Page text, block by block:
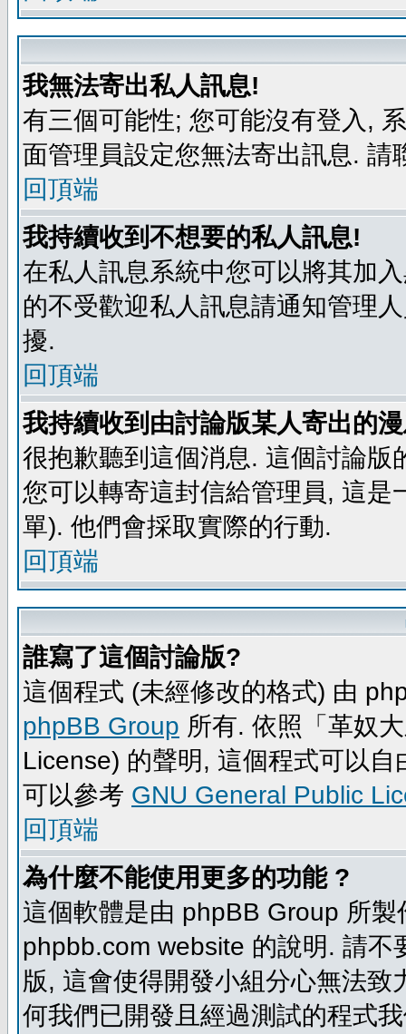
我無法寄出私人訊息!
有三個可能性; 您可能沒有登入,
面管理員設定您無法寄出訊息. 請
回頂端
我持續收到不想要的私人訊息!
在私人訊息系統中您可以將其加
的不受歡迎私人訊息請通知管理
擾.
回頂端
我持續收到由討論版某人寄出的
很抱歉聽到這個消息. 這個討論
您可以轉寄這封信給管理員, 這
單). 他們會採取實際的行動.
回頂端
誰寫了這個討論版?
這個程式 (未經修改的格式) 由
phpBB Group 所有. 依照「革奴
License) 的聲明, 這個程式可以
可以參考 GNU General Public
回頂端
為什麼不能使用更多的功能 ?
這個軟體是由 phpBB Group 所
phpbb.com website 的說明. 請
版, 這會使得開發小組分心無法
何我們已開發且經過測試的程式